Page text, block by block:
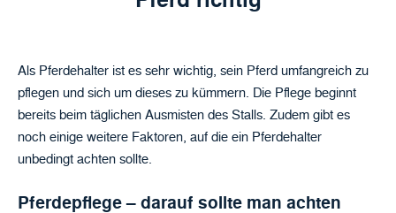
Als Pferdehalter ist es sehr wichtig, sein Pferd umfangreich zu
pflegen und sich um dieses zu kümmern. Die Pflege beginnt
bereits beim täglichen Ausmisten des Stalls. Zudem gibt es
noch einige weitere Faktoren, auf die ein Pferdehalter
unbedingt achten sollte.
Pferdepflege – darauf sollte man achten